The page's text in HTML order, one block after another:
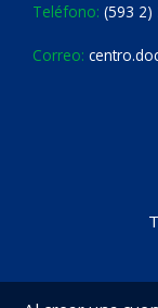
Teléfono: (593 2)
Correo: